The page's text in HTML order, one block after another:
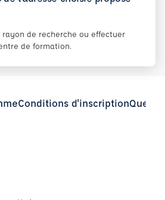
de recherche ou effectuer
de formation.
Conditions d'inscription